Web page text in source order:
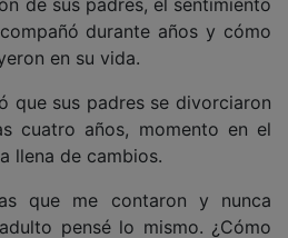
durante años y cómo
en su vida.
que sus padres se divorciaron
cuatro años, momento en el
llena de cambios.
que me contaron y nunca
pensé lo mismo. ¿Cómo